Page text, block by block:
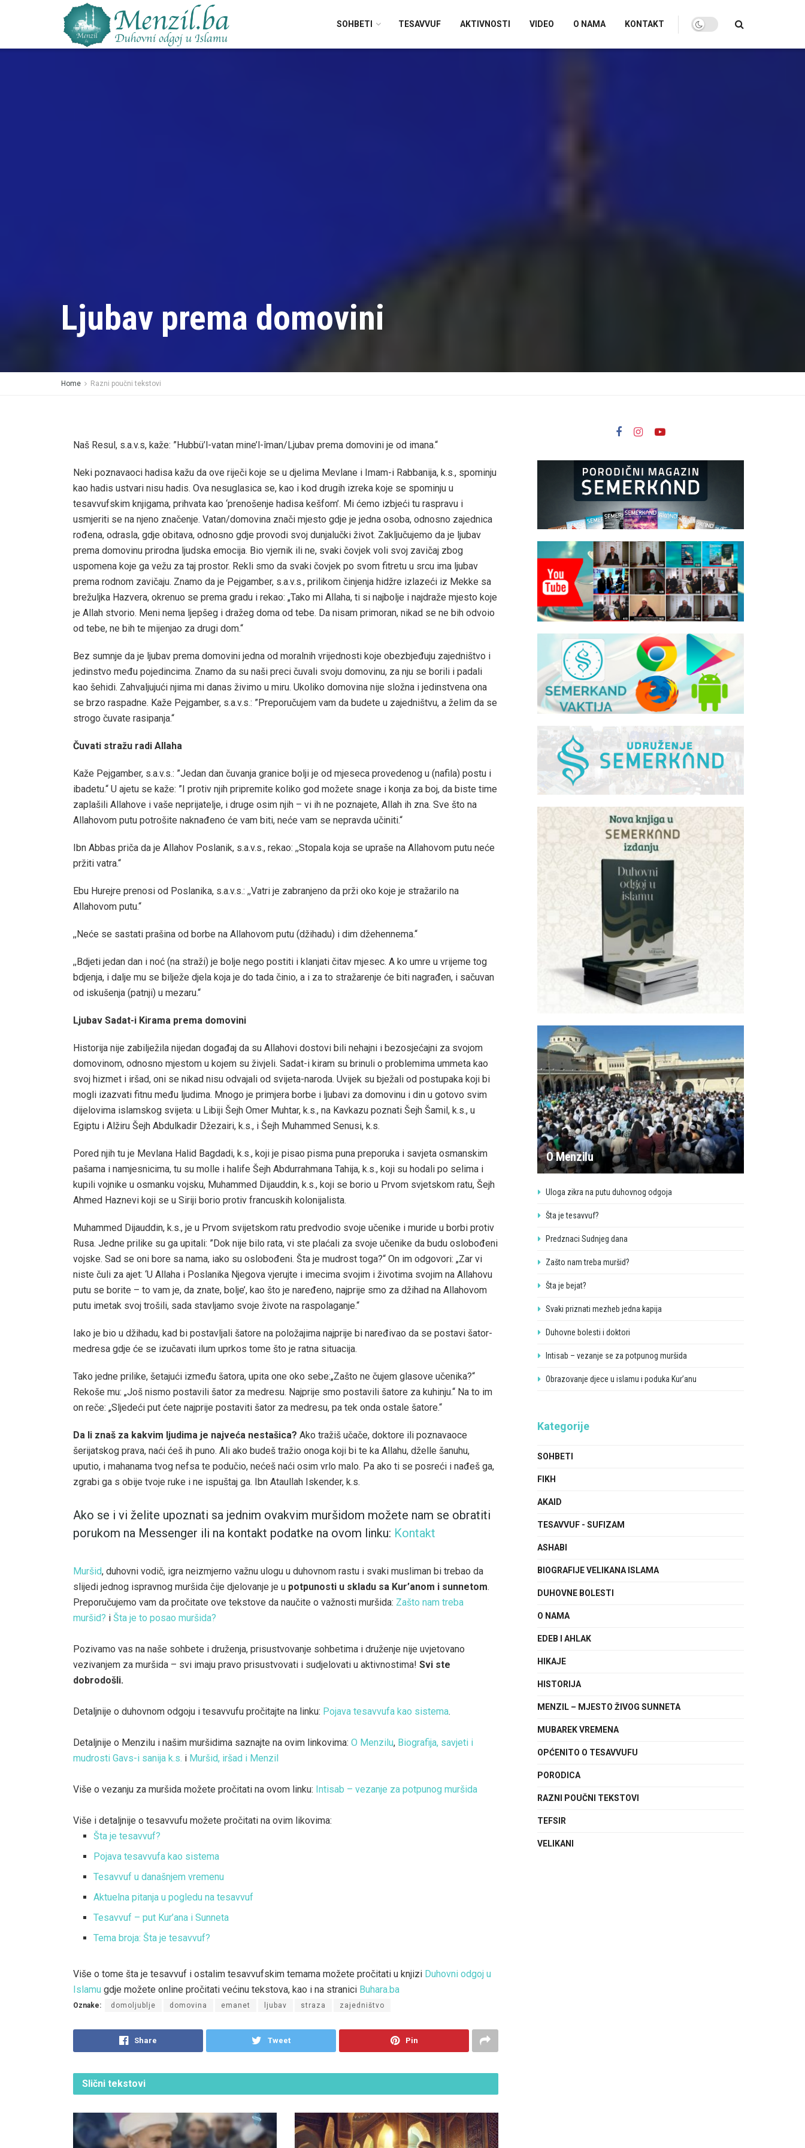
SOHBETI TESAVVUF AKTIVNOSTI VIDEO O NAMA KONTAKT
Ljubav prema domovini
Home Razni poučni tekstovi
Naš Resul, s.a.v.s, kaže: ”Hubbü’l-vatan mine’l-îman/Ljubav prema domovini je od imana.“
Neki poznavaoci hadisa kažu da ove riječi koje se u djelima Mevlane i Imam-i Rabbanija, k.s., spominju
kao hadis ustvari nisu hadis. Ova nesuglasica se, kao i kod drugih izreka koje se spominju u
tesavvufskim knjigama, prihvata kao ‘prenošenje hadisa kešfom’. Mi ćemo izbjeći tu raspravu i
usmjeriti se na njeno značenje. Vatan/domovina znači mjesto gdje je jedna osoba, odnosno zajednica
rođena, odrasla, gdje obitava, odnosno gdje provodi svoj dunjalučki život. Zaključujemo da je ljubav
prema domovinu prirodna ljudska emocija. Bio vjernik ili ne, svaki čovjek voli svoj zavičaj zbog
uspomena koje ga vežu za taj prostor. Rekli smo da svaki čovjek po svom fitretu u srcu ima ljubav
prema rodnom zavičaju. Znamo da je Pejgamber, s.a.v.s., prilikom činjenja hidžre izlazeći iz Mekke sa
brežuljka Hazvera, okrenuo se prema gradu i rekao: „Tako mi Allaha, ti si najbolje i najdraže mjesto koje
je Allah stvorio. Meni nema ljepšeg i dražeg doma od tebe. Da nisam primoran, nikad se ne bih odvoio
od tebe, ne bih te mijenjao za drugi dom.“
Bez sumnje da je ljubav prema domovini jedna od moralnih vrijednosti koje obezbjeđuju zajedništvo i
jedinstvo među pojedincima. Znamo da su naši preci čuvali svoju domovinu, za nju se borili i padali
kao šehidi. Zahvaljujući njima mi danas živimo u miru. Ukoliko domovina nije složna i jedinstvena ona
se brzo raspadne. Kaže Pejgamber, s.a.v.s.: ”Preporučujem vam da budete u zajedništvu, a želim da se
strogo čuvate rasipanja.“
Čuvati stražu radi Allaha
Kaže Pejgamber, s.a.v.s.: ”Jedan dan čuvanja granice bolji je od mjeseca provedenog u (nafila) postu i
ibadetu.“ U ajetu se kaže: ”I protiv njih pripremite koliko god možete snage i konja za boj, da biste time
zaplašili Allahove i vaše neprijatelje, i druge osim njih – vi ih ne poznajete, Allah ih zna. Sve što na
Allahovom putu potrošite naknađeno će vam biti, neće vam se nepravda učiniti.“
Ibn Abbas priča da je Allahov Poslanik, s.a.v.s., rekao: ,,Stopala koja se upraše na Allahovom putu neće
pržiti vatra.“
Ebu Hurejre prenosi od Poslanika, s.a.v.s.: ,,Vatri je zabranjeno da prži oko koje je stražarilo na
Allahovom putu.“
,,Neće se sastati prašina od borbe na Allahovom putu (džihadu) i dim džehennema.“
,,Bdjeti jedan dan i noć (na straži) je bolje nego postiti i klanjati čitav mjesec. A ko umre u vrijeme tog
bdjenja, i dalje mu se bilježe djela koja je do tada činio, a i za to stražarenje će biti nagrađen, i sačuvan
od iskušenja (patnji) u mezaru.“
Ljubav Sadat-i Kirama prema domovini
Historija nije zabilježila nijedan događaj da su Allahovi dostovi bili nehajni i bezosjećajni za svojom
domovinom, odnosno mjestom u kojem su živjeli. Sadat-i kiram su brinuli o problemima ummeta kao
svoj hizmet i iršad, oni se nikad nisu odvajali od svijeta-naroda. Uvijek su bježali od postupaka koji bi
mogli izazvati fitnu među ljudima. Mnogo je primjera borbe i ljubavi za domovinu i din u gotovo svim
dijelovima islamskog svijeta: u Libiji Šejh Omer Muhtar, k.s., na Kavkazu poznati Šejh Šamil, k.s., u
Egiptu i Alžiru Šejh Abdulkadir Džezairi, k.s., i Šejh Muhammed Senusi, k.s.
Pored njih tu je Mevlana Halid Bagdadi, k.s., koji je pisao pisma puna preporuka i savjeta osmanskim
pašama i namjesnicima, tu su molle i halife Šejh Abdurrahmana Tahija, k.s., koji su hodali po selima i
kupili vojnike u osmanku vojsku, Muhammed Dijauddin, k.s., koji se borio u Prvom svjetskom ratu, Šejh
Ahmed Haznevi koji se u Siriji borio protiv francuskih kolonijalista.
Muhammed Dijauddin, k.s., je u Prvom svijetskom ratu predvodio svoje učenike i muride u borbi protiv
Rusa. Jedne prilike su ga upitali: ”Dok nije bilo rata, vi ste plaćali za svoje učenike da budu oslobođeni
vojske. Sad se oni bore sa nama, iako su oslobođeni. Šta je mudrost toga?“ On im odgovori: „Zar vi
niste čuli za ajet: ‘U Allaha i Poslanika Njegova vjerujte i imecima svojim i životima svojim na Allahovu
putu se borite – to vam je, da znate, bolje’, kao što je naređeno, najprije smo za džihad na Allahovom
putu imetak svoj trošili, sada stavljamo svoje živote na raspolaganje.“
Iako je bio u džihadu, kad bi postavljali šatore na položajima najprije bi naređivao da se postavi šator-
medresa gdje će se izučavati ilum uprkos tome što je ratna situacija.
Tako jedne prilike, šetajući između šatora, upita one oko sebe:„Zašto ne čujem glasove učenika?“
Rekoše mu: „Još nismo postavili šator za medresu. Najprije smo postavili šatore za kuhinju.“ Na to im
on reče: „Sljedeći put ćete najprije postaviti šator za medresu, pa tek onda ostale šatore.“
Da li znaš za kakvim ljudima je najveća nestašica? Ako tražiš učače, doktore ili poznavaoce
šerijatskog prava, naći ćeš ih puno. Ali ako budeš tražio onoga koji bi te ka Allahu, dželle šanuhu,
uputio, i mahanama tvog nefsa te podučio, nećeš naći osim vrlo malo. Pa ako ti se posreći i nađeš ga,
zgrabi ga s obije tvoje ruke i ne ispuštaj ga. Ibn Ataullah Iskender, k.s.
Ako se i vi želite upoznati sa jednim ovakvim muršidom možete nam se obratiti
porukom na Messenger ili na kontakt podatke na ovom linku: Kontakt
Muršid, duhovni vodič, igra neizmjerno važnu ulogu u duhovnom rastu i svaki musliman bi trebao da
slijedi jednog ispravnog muršida čije djelovanje je u potpunosti u skladu sa Kur’anom i sunnetom.
Preporučujemo vam da pročitate ove tekstove da naučite o važnosti muršida: Zašto nam treba
muršid? i Šta je to posao muršida?
Pozivamo vas na naše sohbete i druženja, prisustvovanje sohbetima i druženje nije uvjetovano
vezivanjem za muršida – svi imaju pravo prisustvovati i sudjelovati u aktivnostima! Svi ste
dobrodošli.
Detaljnije o duhovnom odgoju i tesavvufu pročitajte na linku: Pojava tesavvufa kao sistema.
Detaljnije o Menzilu i našim muršidima saznajte na ovim linkovima: O Menzilu, Biografija, savjeti i
mudrosti Gavs-i sanija k.s. i Muršid, iršad i Menzil
Više o vezanju za muršida možete pročitati na ovom linku: Intisab – vezanje za potpunog muršida
Više i detaljnije o tesavvufu možete pročitati na ovim likovima:
Šta je tesavvuf?
Pojava tesavvufa kao sistema
Tesavvuf u današnjem vremenu
Aktuelna pitanja u pogledu na tesavvuf
Tesavvuf – put Kur’ana i Sunneta
Tema broja: Šta je tesavvuf?
Više o tome šta je tesavvuf i ostalim tesavvufskim temama možete pročitati u knjizi Duhovni odgoj u
Islamu gdje možete online pročitati većinu tekstova, kao i na stranici Buhara.ba
Oznake: domoljublje domovina emanet ljubav straza zajedništvo
Share Tweet Pin
Slični tekstovi
O Menzilu
Uloga zikra na putu duhovnog odgoja
Šta je tesavvuf?
Predznaci Sudnjeg dana
Zašto nam treba muršid?
Šta je bejat?
Svaki priznati mezheb jedna kapija
Duhovne bolesti i doktori
Intisab – vezanje se za potpunog muršida
Obrazovanje djece u islamu i poduka Kur’anu
Kategorije
SOHBETI
FIKH
AKAID
TESAVVUF - SUFIZAM
ASHABI
BIOGRAFIJE VELIKANA ISLAMA
DUHOVNE BOLESTI
O NAMA
EDEB I AHLAK
HIKAJE
HISTORIJA
MENZIL – MJESTO ŽIVOG SUNNETA
MUBAREK VREMENA
OPĆENITO O TESAVVUFU
PORODICA
RAZNI POUČNI TEKSTOVI
TEFSIR
VELIKANI